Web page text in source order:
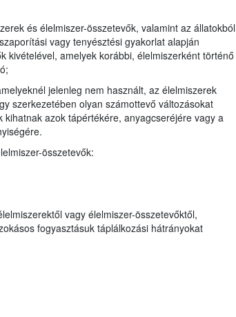
és élelmiszer-összetevők, valamint az állatokból
vagy tenyésztési gyakorlat alapján
kivételével, amelyek korábbi, élelmiszerként történő
jelenleg nem használt, az élelmiszerek
szerkezetében olyan számottevő változásokat
azok tápértékére, anyagcseréjére vagy a
összetevők:
vagy élelmiszer-összetevőktől,
fogyasztásuk táplálkozási hátrányokat